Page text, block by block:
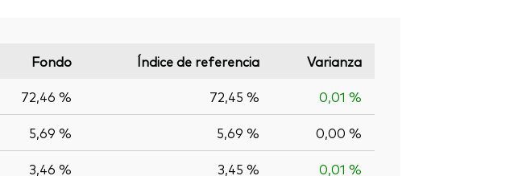
Fondo Índice de referencia
Varianza
72,46 % 72,45 % 0,01 %
5,69 % 5,69 % 0,00 %
3,46 % 3,45 % 0,01 %